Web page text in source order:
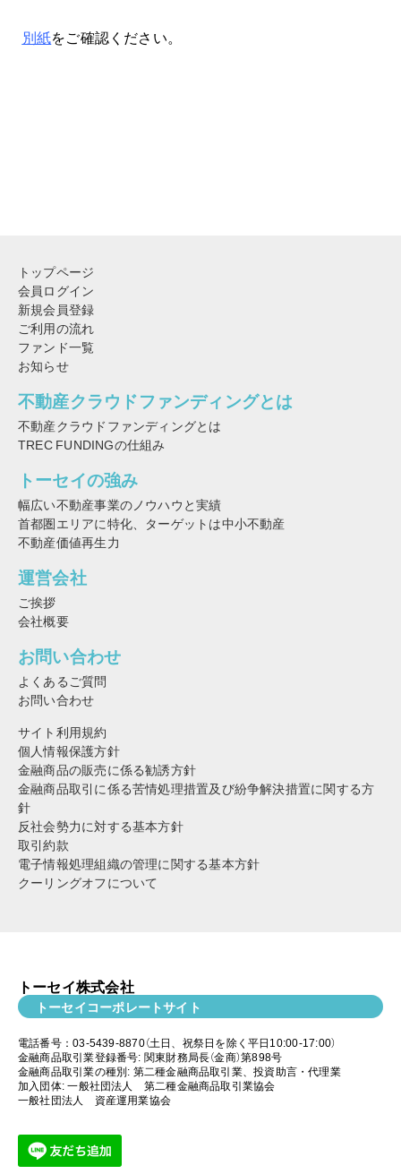
別紙をご確認ください。
トップページ
会員ログイン
新規会員登録
ご利用の流れ
ファンド一覧
お知らせ
不動産クラウドファンディングとは
不動産クラウドファンディングとは
TREC FUNDINGの仕組み
トーセイの強み
幅広い不動産事業のノウハウと実績
首都圏エリアに特化、ターゲットは中小不動産
不動産価値再生力
運営会社
ご挨拶
会社概要
お問い合わせ
よくあるご質問
お問い合わせ
サイト利用規約
個人情報保護方針
金融商品の販売に係る勧誘方針
金融商品取引に係る苦情処理措置及び紛争解決措置に関する方
針
反社会勢力に対する基本方針
取引約款
電子情報処理組織の管理に関する基本方針
クーリングオフについて
トーセイ株式会社
トーセイコーポレートサイト
電話番号：03-5439-8870（土日、祝祭日を除く平日10:00-17:00）
金融商品取引業登録番号: 関東財務局長（金商）第898号
金融商品取引業の種別: 第二種金融商品取引業、投資助言・代理業
加入団体: 一般社団法人 第二種金融商品取引業協会
一般社団法人 資産運用業協会